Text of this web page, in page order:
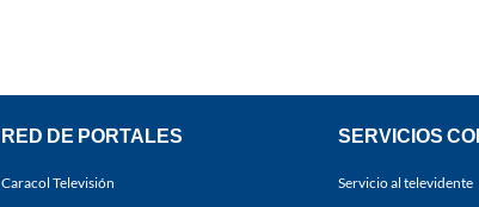
RED DE PORTALES
Caracol Televisión
SERVICIOS
Servicio al televidente